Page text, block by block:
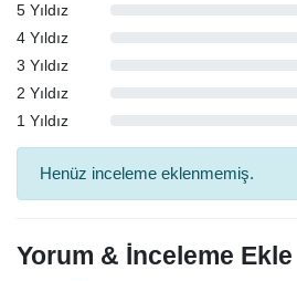
5 Yıldız
4 Yıldız
3 Yıldız
2 Yıldız
1 Yıldız
Henüz inceleme eklenmemiş.
Yorum & İnceleme Ekle